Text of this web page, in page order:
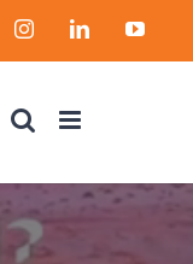
InstagramLinkedIn